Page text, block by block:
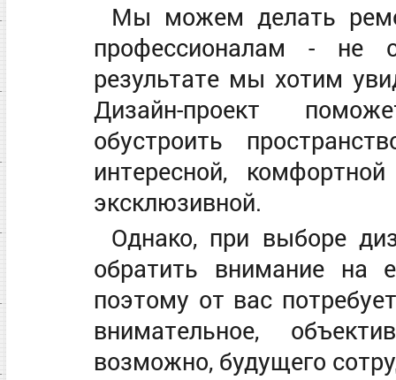
Мы можем делать
профессионалам - не
результате мы хотим
Дизайн-проект
обустроить
интересной,
эксклюзивной.
Однако, при выборе
обратить внимание на
поэтому от вас
внимательное,
возможно, будущего